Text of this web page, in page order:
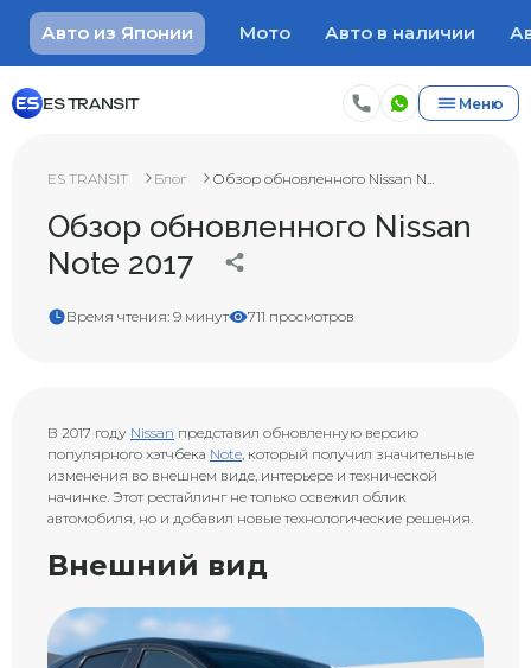
Авто из Японии Мото Авто в наличии
ES TRANSIT Меню
ES TRANSIT Блог Обзор обновленного Nissan N...
Обзор обновленного Nissan
Note 2017
Время чтения: 9 минут 711 просмотров
В 2017 году Nissan представил обновленную версию
популярного хэтчбека Note, который получил значительные
изменения во внешнем виде, интерьере и технической
начинке. Этот рестайлинг не только освежил облик
автомобиля, но и добавил новые технологические решения.
Внешний вид